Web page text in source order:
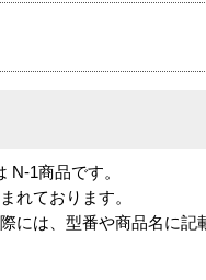
N-1商品です。
れております。
には、型番や商品名に記